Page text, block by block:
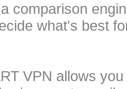
comparison
what's best
VPN allows